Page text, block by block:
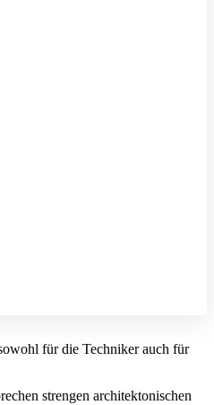
für die Techniker auch für
strengen architektonischen